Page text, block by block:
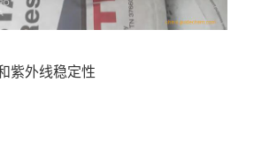
紫外线稳定性